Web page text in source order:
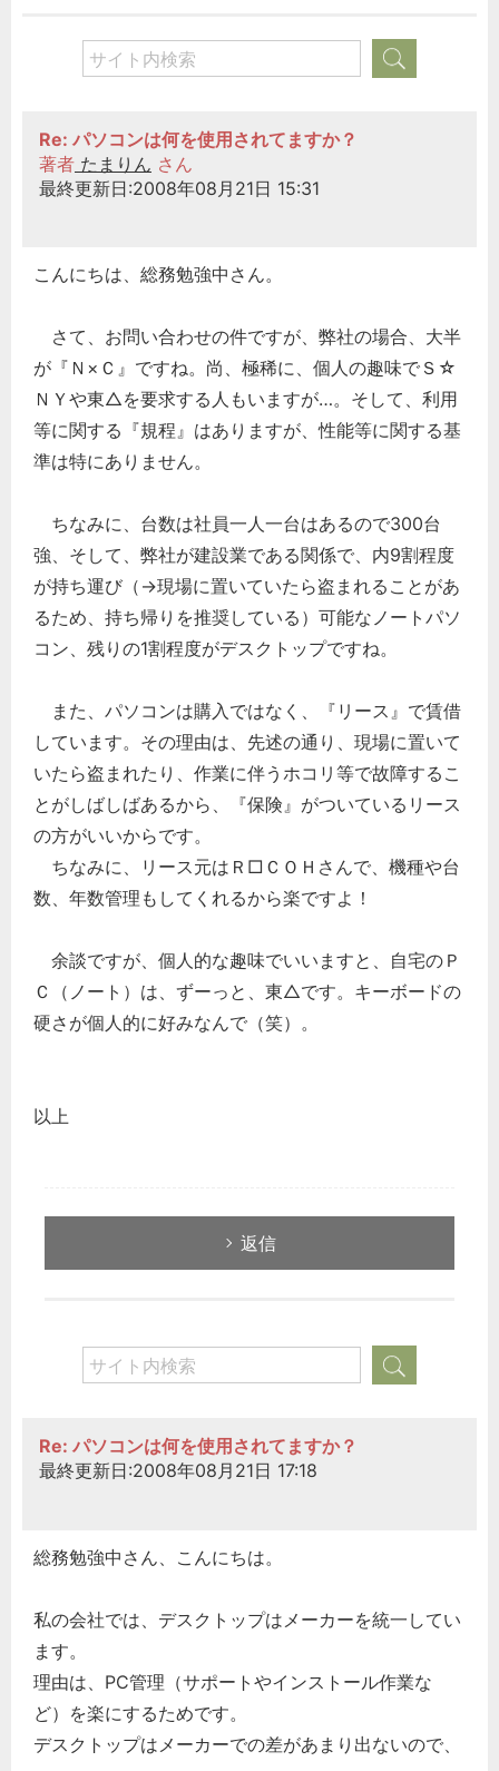
Re: パソコンは何を使用されてますか？
著者 たまりん さん
最終更新日:2008年08月21日 15:31
こんにちは、総務勉強中さん。
さて、お問い合わせの件ですが、弊社の場合、大半
が『Ｎ×Ｃ』ですね。尚、極稀に、個人の趣味でＳ☆
ＮＹや東△を要求する人もいますが…。そして、利用
等に関する『規程』はありますが、性能等に関する基
準は特にありません。
ちなみに、台数は社員一人一台はあるので300台
強、そして、弊社が建設業である関係で、内9割程度
が持ち運び（→現場に置いていたら盗まれることがあ
るため、持ち帰りを推奨している）可能なノートパソ
コン、残りの1割程度がデスクトップですね。
また、パソコンは購入ではなく、『リース』で賃借
しています。その理由は、先述の通り、現場に置いて
いたら盗まれたり、作業に伴うホコリ等で故障するこ
とがしばしばあるから、『保険』がついているリース
の方がいいからです。
ちなみに、リース元はＲ□ＣＯＨさんで、機種や台
数、年数管理もしてくれるから楽ですよ！
余談ですが、個人的な趣味でいいますと、自宅のＰ
Ｃ（ノート）は、ずーっと、東△です。キーボードの
硬さが個人的に好みなんで（笑）。
以上
返信
Re: パソコンは何を使用されてますか？
最終更新日:2008年08月21日 17:18
総務勉強中さん、こんにちは。
私の会社では、デスクトップはメーカーを統一してい
ます。
理由は、PC管理（サポートやインストール作業な
ど）を楽にするためです。
デスクトップはメーカーでの差があまり出ないので、